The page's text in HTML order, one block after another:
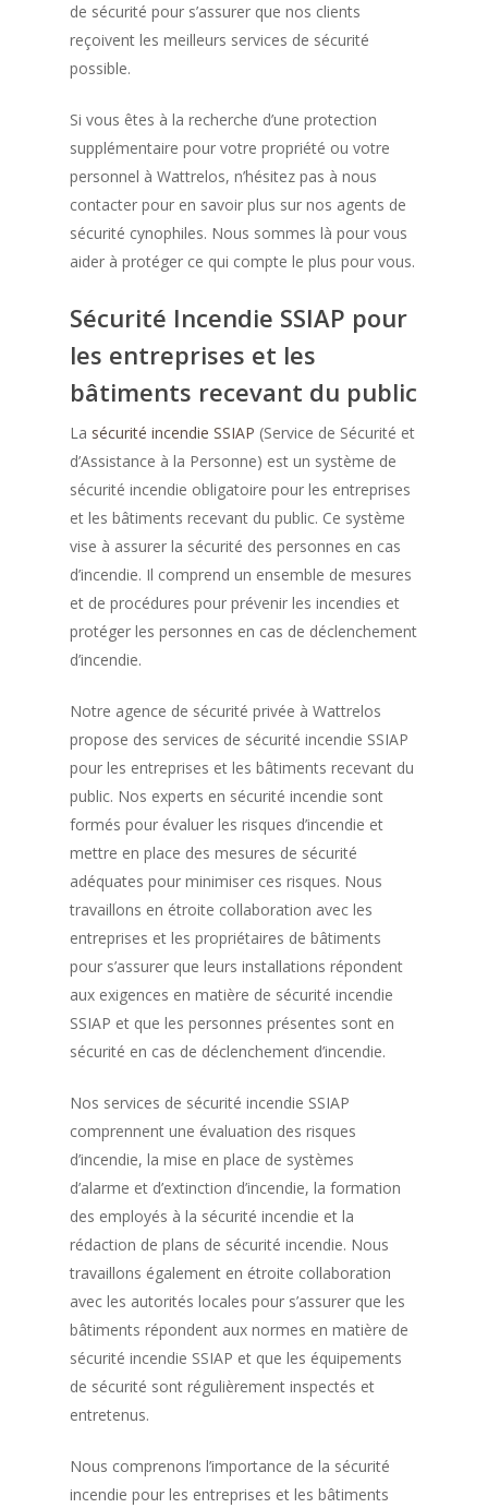
de sécurité pour s’assurer que nos clients
reçoivent les meilleurs services de sécurité
possible.
Si vous êtes à la recherche d’une protection
supplémentaire pour votre propriété ou votre
personnel à Wattrelos, n’hésitez pas à nous
contacter pour en savoir plus sur nos agents de
sécurité cynophiles. Nous sommes là pour vous
aider à protéger ce qui compte le plus pour vous.
Sécurité Incendie SSIAP pour
les entreprises et les
bâtiments recevant du public
La sécurité incendie SSIAP (Service de Sécurité et
d’Assistance à la Personne) est un système de
sécurité incendie obligatoire pour les entreprises
et les bâtiments recevant du public. Ce système
vise à assurer la sécurité des personnes en cas
d’incendie. Il comprend un ensemble de mesures
et de procédures pour prévenir les incendies et
protéger les personnes en cas de déclenchement
d’incendie.
Notre agence de sécurité privée à Wattrelos
propose des services de sécurité incendie SSIAP
pour les entreprises et les bâtiments recevant du
public. Nos experts en sécurité incendie sont
formés pour évaluer les risques d’incendie et
mettre en place des mesures de sécurité
adéquates pour minimiser ces risques. Nous
travaillons en étroite collaboration avec les
entreprises et les propriétaires de bâtiments
pour s’assurer que leurs installations répondent
aux exigences en matière de sécurité incendie
SSIAP et que les personnes présentes sont en
sécurité en cas de déclenchement d’incendie.
Nos services de sécurité incendie SSIAP
comprennent une évaluation des risques
d’incendie, la mise en place de systèmes
d’alarme et d’extinction d’incendie, la formation
des employés à la sécurité incendie et la
rédaction de plans de sécurité incendie. Nous
travaillons également en étroite collaboration
avec les autorités locales pour s’assurer que les
bâtiments répondent aux normes en matière de
sécurité incendie SSIAP et que les équipements
de sécurité sont régulièrement inspectés et
entretenus.
Nous comprenons l’importance de la sécurité
incendie pour les entreprises et les bâtiments